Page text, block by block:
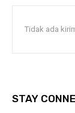
Tidak ada
STAY